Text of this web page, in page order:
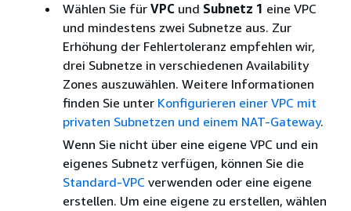
Wählen Sie für VPC und Subnetz 1 eine VPC
und mindestens zwei Subnetze aus. Zur
Erhöhung der Fehlertoleranz empfehlen wir,
drei Subnetze in verschiedenen Availability
Zones auszuwählen. Weitere Informationen
finden Sie unter Konfigurieren einer VPC mit
privaten Subnetzen und einem NAT-Gateway.
Wenn Sie nicht über eine eigene VPC und ein
eigenes Subnetz verfügen, können Sie die
Standard-VPC verwenden oder eine eigene
erstellen. Um eine eigene zu erstellen, wählen